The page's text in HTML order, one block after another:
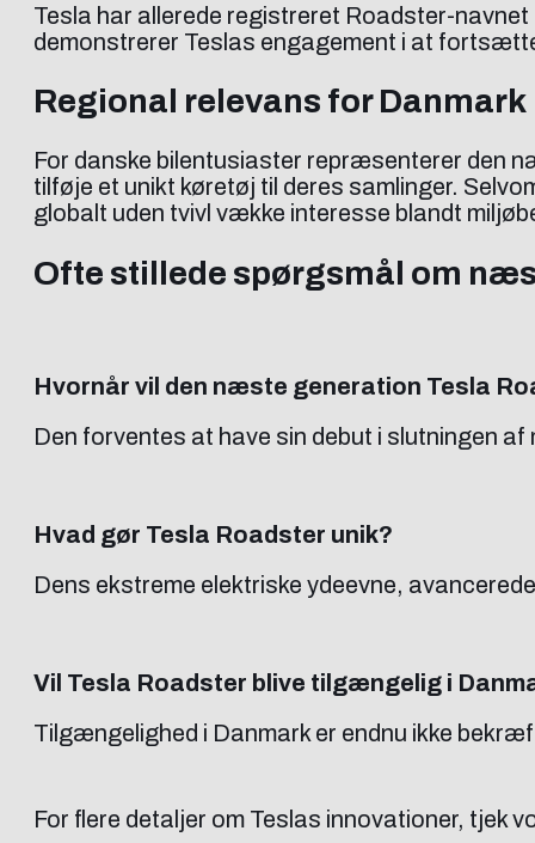
Tesla har allerede registreret Roadster-
demonstrerer Teslas engagement i at
Regional relevans for Danmark
For danske bilentusiaster repræsenterer den
tilføje et unikt køretøj til deres samlinger.
globalt uden tvivl vække interesse blandt
Ofte stillede spørgsmål om
Hvornår vil den næste generation Tesla
Den forventes at have sin debut i slutningen
Hvad gør Tesla Roadster unik?
Dens ekstreme elektriske ydeevne,
Vil Tesla Roadster blive tilgængelig i
Tilgængelighed i Danmark er endnu ikke
For flere detaljer om Teslas innovationer, tjek